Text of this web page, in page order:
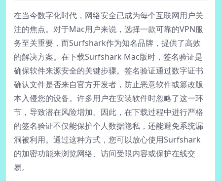
在当今数字化时代，网络安全已成为每个互联网用户关
注的焦点。对于Mac用户来说，选择一款可靠的VPN服
务至关重要，而Surfshark作为知名品牌，提供了高效
的解决方案。在下载Surfshark Mac版时，签名验证是
确保软件来源安全的关键步骤。签名验证通过数字证书
确认文件是否来自官方开发者，防止恶意软件或篡改版
本入侵您的设备。许多用户在安装软件时忽略了这一环
节，导致潜在风险增加。因此，在下载过程中进行严格
的签名验证不仅能保护个人数据隐私，还能避免系统漏
洞被利用。通过这种方式，您可以放心使用Surfshark
的加密功能来浏览网络、访问受限内容或保护在线交
易。